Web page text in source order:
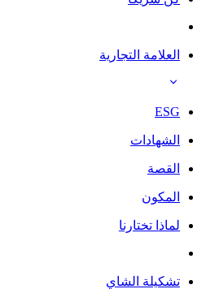
العلامة التجارية
ESG
الشهادات
القصة
المكون
لماذا تختارنا
تشكيلة الشاي